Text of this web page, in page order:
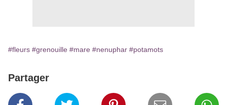
#fleurs #grenouille #mare #nenuphar #potamots
Partager